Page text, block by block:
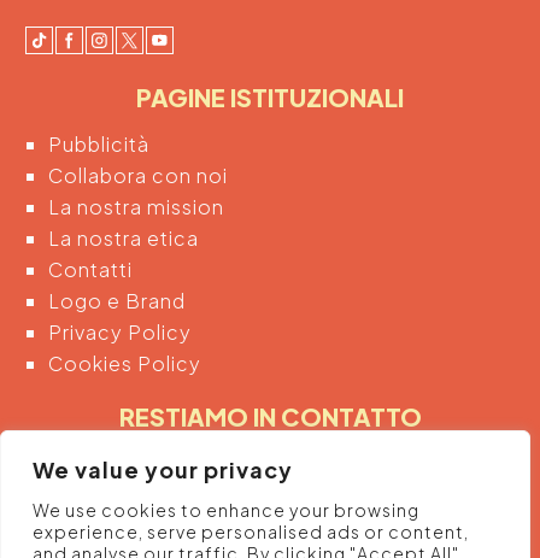
We value your privacy
We use cookies to enhance your browsing
experience, serve personalised ads or content,
and analyse our traffic. By clicking "Accept All",
PAGINE ISTITUZIONALI
Pubblicità
Collabora con noi
La nostra mission
La nostra etica
Contatti
Logo e Brand
Privacy Policy
Cookies Policy
RESTIAMO IN CONTATTO
Inserendo di seguito la tua email acconsenti
automaticamente al trattamento dei tuoi dati
personali per ricevere informazioni e promozioni
dalla piattaforma.